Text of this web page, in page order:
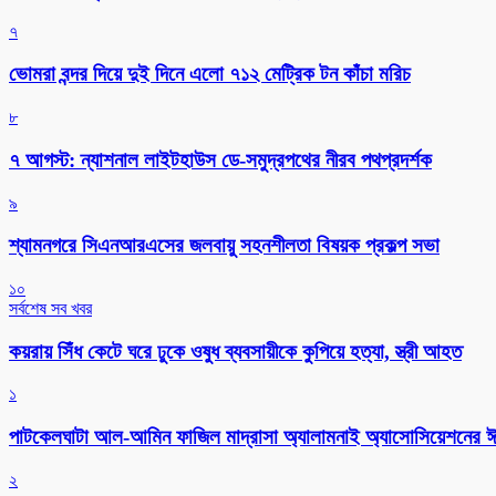
৭
ভোমরা বন্দর দিয়ে দুই দিনে এলো ৭১২ মেট্রিক টন কাঁচা মরিচ
৮
৭ আগস্ট: ন্যাশনাল লাইটহাউস ডে-সমুদ্রপথের নীরব পথপ্রদর্শক
৯
শ্যামনগরে সিএনআরএসের জলবায়ু সহনশীলতা বিষয়ক প্রকল্প সভা
১০
সর্বশেষ সব খবর
কয়রায় সিঁধ কেটে ঘরে ঢুকে ওষুধ ব্যবসায়ীকে কুপিয়ে হত্যা, স্ত্রী আহত
১
পাটকেলঘাটা আল-আমিন ফাজিল মাদ্রাসা অ্যালামনাই অ্যাসোসিয়েশনের
২